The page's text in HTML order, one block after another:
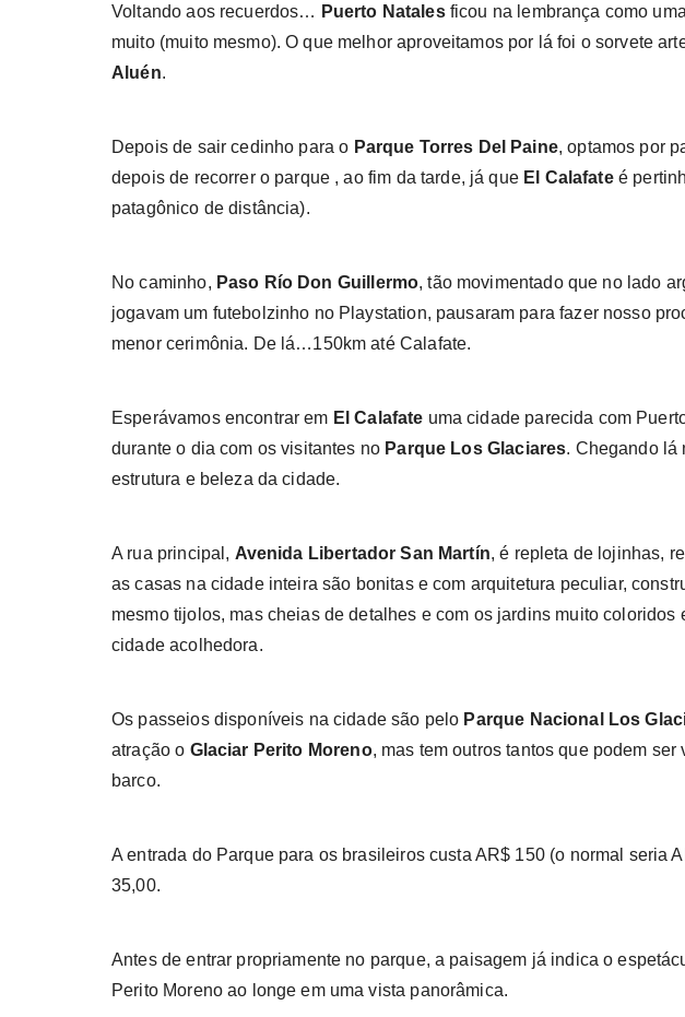
Voltando aos recuerdos… Puerto Natalesficou na lembrança como
muito (muito mesmo). O que melhor aproveitamos por lá foi o sorvete
Aluén.
Depois de sair cedinho para o Parque Torres Del Paine, optamos por
depois de recorrer o parque , ao fim da tarde, já que El Calafateé
patagônico de distância).
No caminho, Paso Río Don Guillermo, tão movimentado que no lado
jogavam um futebolzinho no Playstation, pausaram para fazer nosso
menor cerimônia. De lá…150km até Calafate.
Esperávamos encontrar em El Calafate uma cidade parecida com
durante o dia com os visitantes no Parque Los Glaciares. Chegando lá
estrutura e beleza da cidade.
A rua principal, Avenida Libertador San Martín, é repleta de lojinhas,
as casas na cidade inteira são bonitas e com arquitetura peculiar,
mesmo tijolos, mas cheias de detalhes e com os jardins muito coloridos
cidade acolhedora.
Os passeios disponíveis na cidade são pelo Parque Nacional Los
atração o Glaciar Perito Moreno, mas tem outros tantos que podem
barco.
A entrada do Parque para os brasileiros custa AR$ 150 (o normal seria
35,00.
Antes de entrar propriamente no parque, a paisagem já indica o
Perito Moreno ao longe em uma vista panorâmica.